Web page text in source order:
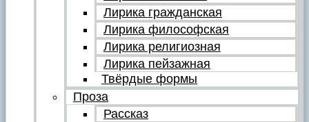
Лирика гражданская
Лирика философская
Лирика религиозная
Лирика пейзажная
Твёрдые формы
Проза
Рассказ